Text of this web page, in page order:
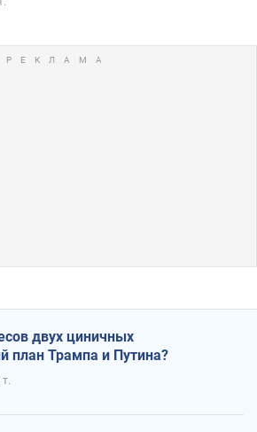
двух циничных
план Трампа и Путина?